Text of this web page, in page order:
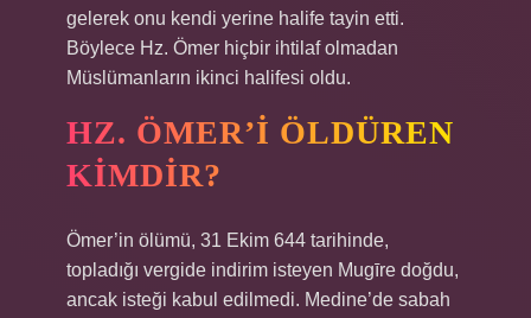
gelerek onu kendi yerine halife tayin etti.
Böylece Hz. Ömer hiçbir ihtilaf olmadan
Müslümanların ikinci halifesi oldu.
HZ. ÖMER’I ÖLDÜREN
KIMDIR?
Ömer’in ölümü, 31 Ekim 644 tarihinde,
topladığı vergide indirim isteyen Mugīre doğdu,
ancak isteği kabul edilmedi. Medine’de sabah